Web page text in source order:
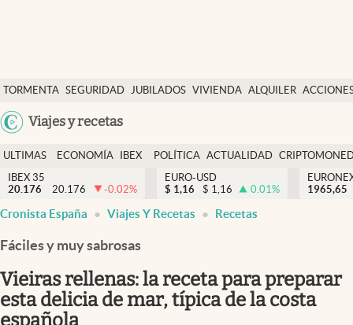
TORMENTA SEGURIDAD JUBILADOS VIVIENDA ALQUILER
USA
Viajes y recetas
Economía y finanzas
Política
Actualidad
Criptomonedas
España
ULTIMAS
NOTICIAS
ECONOMÍA
FINANZAS
IBEX
EURO
POLÍTICA ACTUALIDAD
IBEX 35
20.176
20.176 -0.02%
EURO-USD
$ 1,16 $ 1,16 0.01%
1965,65
Cronista España Viajes Y Recetas Recetas
Fáciles y muy sabrosas
Vieiras rellenas: la receta para preparar
esta delicia de mar, típica de la costa
española